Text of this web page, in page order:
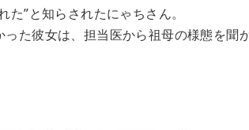
た”と知らされたにゃちさん。
った彼女は、担当医から祖母の様態を